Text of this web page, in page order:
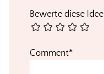
Bewerte diese Idee
Comment*